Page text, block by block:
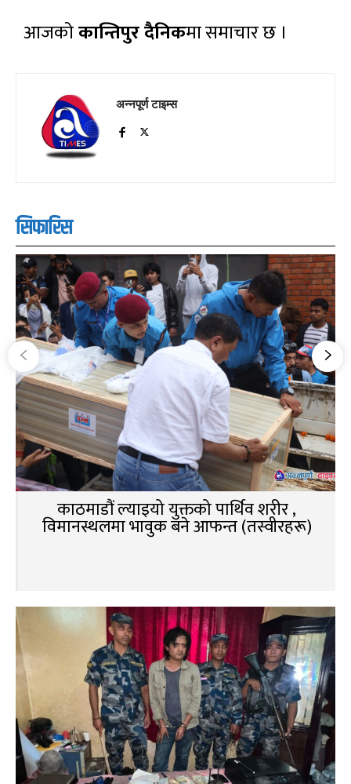
आजकोकान्तिपुर दैनिकमा समाचार छ ।
अन्नपूर्ण टाइम्स
सिफारिस
काठमाडौं ल्याइयो युक्तको पार्थिव शरीर ,
विमानस्थलमा भावुक बने आफन्त (तस्वीरहरू)